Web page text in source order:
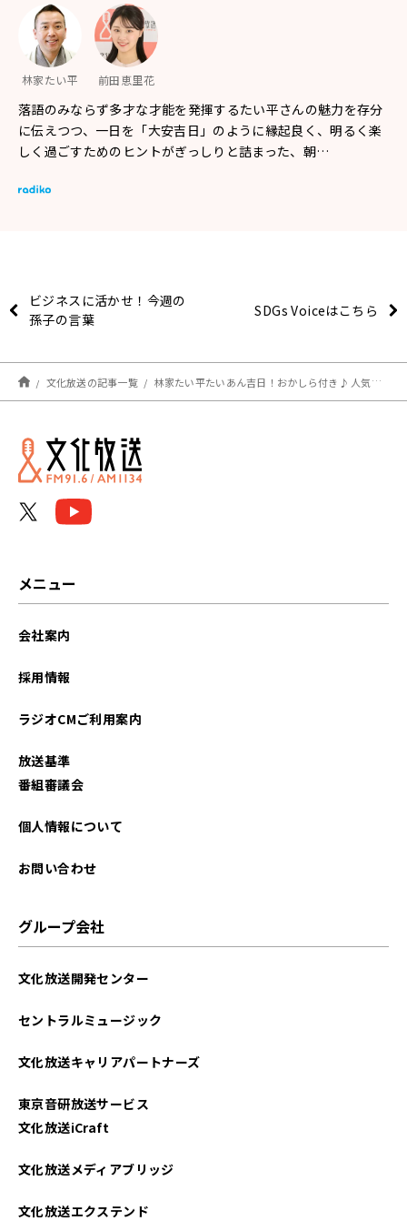
林家たい平 前田恵里花
落語のみならず多才な才能を発揮するたい平さんの魅力を存分
に伝えつつ、一日を「大安吉日」のように縁起良く、明るく楽
しく過ごすためのヒントがぎっしりと詰まった、朝…
ビジネスに活かせ！今週の
孫子の言葉
SDGs Voiceはこちら
文化放送の記事一覧 林家たい平たいあん吉日！おかしら付き♪ 人気企画「駅の旅」島根編！
メニュー
会社案内
採用情報
ラジオCMご利用案内
放送基準
番組審議会
個人情報について
お問い合わせ
グループ会社
文化放送開発センター
セントラルミュージック
文化放送キャリアパートナーズ
東京音研放送サービス
文化放送iCraft
文化放送メディアブリッジ
文化放送エクステンド